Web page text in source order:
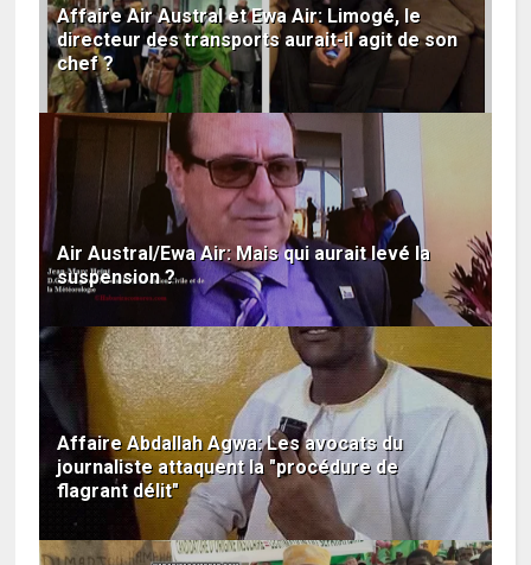
Affaire Air Austral et Ewa Air: Limogé, le
directeur des transports aurait-il agit de son
chef ?
Air Austral/Ewa Air: Mais qui aurait levé la
suspension ?
Affaire Abdallah Agwa: Les avocats du
journaliste attaquent la "procédure de
flagrant délit"